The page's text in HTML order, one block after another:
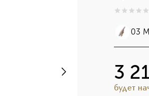
0из 0
03
3
будет